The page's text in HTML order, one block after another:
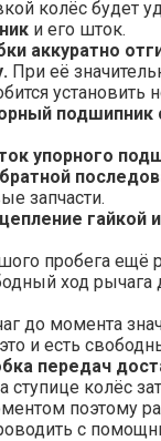
колёс будет
и его шток.
аккуратно
При её
установить
упорного
запчасти.
гайкой
пробега ещё
ход
до момента
и есть
передач
ступице колёс
поэтому
с